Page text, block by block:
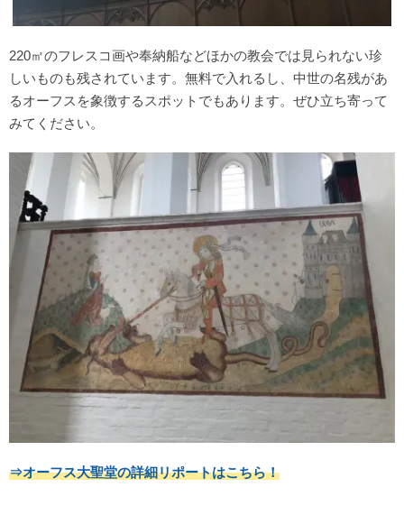
220㎡のフレスコ画や奉納船などほかの教会では見られない珍
しいものも残されています。無料で入れるし、中世の名残があ
るオーフスを象徴するスポットでもあります。ぜひ立ち寄って
みてください。
⇒オーフス大聖堂の詳細リポートはこちら！